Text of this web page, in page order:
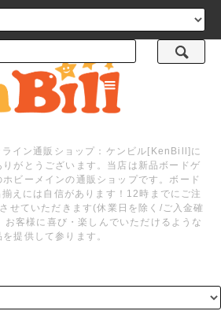
メニュー
イン通販ショップ：ケンビル[KenBill]に
がとうございます。当店は新品ボードゲ
ビーメインの通販ショップです。ボード
えには自信があります！12時までにご注
せていただきます(休業日を除く/ご入金確
客様に喜び・楽しんでいただけるような
を提供して参ります。